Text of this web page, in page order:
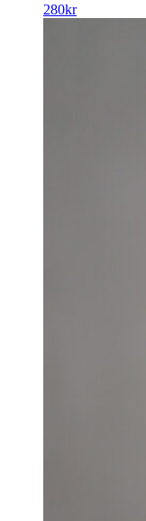
280kr